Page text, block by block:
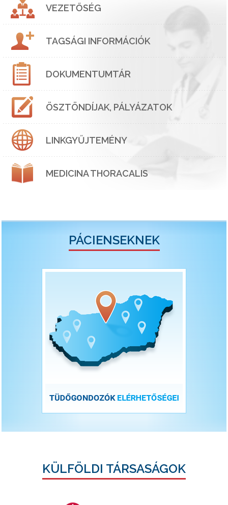
VEZETŐSÉG
TAGSÁGI INFORMÁCIÓK
DOKUMENTUMTÁR
ÖSZTÖNDÍJAK, PÁLYÁZATOK
LINKGYŰJTEMÉNY
MEDICINA THORACALIS
PÁCIENSEKNEK
KÜLFÖLDI TÁRSASÁGOK